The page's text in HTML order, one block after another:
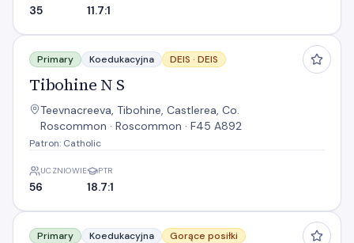
35 11.7:1
Tibohine N S
Primary Koedukacyjna DEIS · DEIS
Tibohine N S
Teevnacreeva, Tibohine, Castlerea, Co.
Roscommon · Roscommon · F45 A892
Patron: Catholic
UCZNIOWIE
56
PTR
18.7:1
Tulsk N S
Primary Koedukacyjna Gorące posiłki